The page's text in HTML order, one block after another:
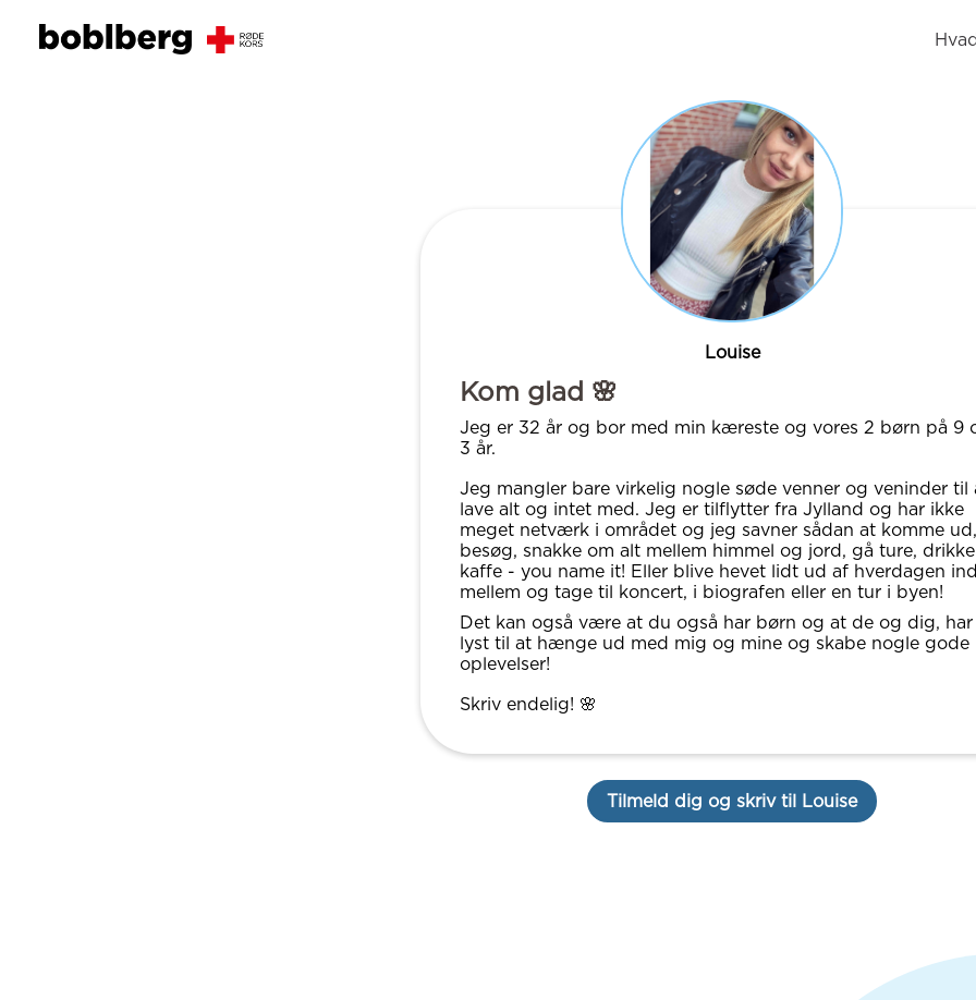
Louise
Kom glad 🌸
Jeg er 32 år og bor med min kæreste og vores 2 børn på 9
3 år.
Jeg mangler bare virkelig nogle søde venner og veninder til
lave alt og intet med. Jeg er tilflytter fra Jylland og har ikke
meget netværk i området og jeg savner sådan at komme
besøg, snakke om alt mellem himmel og jord, gå ture, drikke
kaffe - you name it! Eller blive hevet lidt ud af hverdagen
mellem og tage til koncert, i biografen eller en tur i byen!
Det kan også være at du også har børn og at de og dig, har
lyst til at hænge ud med mig og mine og skabe nogle gode
oplevelser!
Skriv endelig! 🌸
Tilmeld dig og skriv til Louise